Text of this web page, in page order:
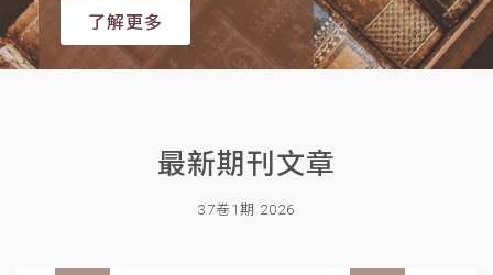
了解更多
最新期刊文章
37卷1期 2026